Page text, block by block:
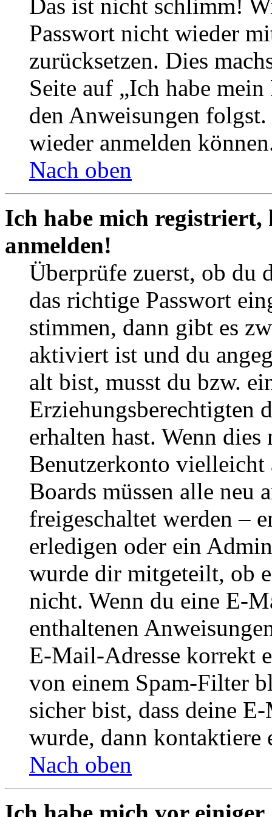
Das ist nicht schlimm!
Passwort nicht wieder
zurücksetzen. Dies
Seite auf „Ich habe
den Anweisungen
wieder anmelden
Nach oben
Ich habe mich
anmelden!
Überprüfe zuerst, ob du
das richtige Passwort
stimmen, dann gibt es
aktiviert ist und du
alt bist, musst du bzw.
Erziehungsberechtigten
erhalten hast. Wenn
Benutzerkonto
Boards müssen alle neu
freigeschaltet werden –
erledigen oder ein
wurde dir mitgeteilt, ob
nicht. Wenn du eine E-
enthaltenen
E-Mail-Adresse korrekt
von einem Spam-Filter
sicher bist, dass deine
wurde, dann kontaktiere
Nach oben